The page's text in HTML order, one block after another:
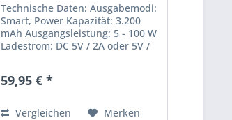
Technische Daten: Ausgabemodi:
Smart, Power Kapazität: 3.200
mAh Ausgangsleistung: 5 - 100 W
Ladestrom: DC 5V / 2A oder 5V /
Schutzklasse: IP67 Maße: 85,7 x
59,95 € *
Vergleichen Merken